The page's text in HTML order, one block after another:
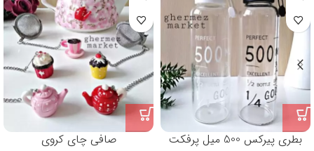
بطری پیرکس 500 میل پرفکت
صافی چای کروی